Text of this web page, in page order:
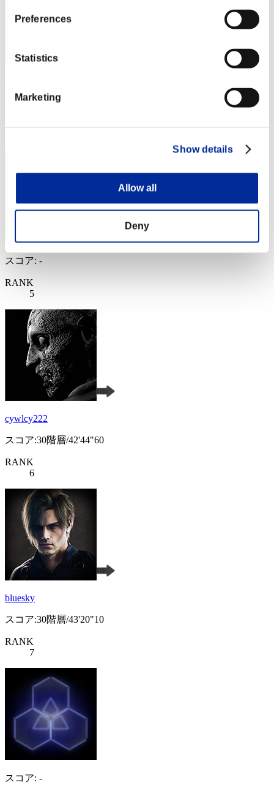
Preferences
Statistics
Marketing
Show details
Allow all
Deny
スコア:30階層/41'42"48
スコア: -
RANK
5
cywlcy222
スコア:30階層/42'44"60
RANK
6
bluesky
スコア:30階層/43'20"10
RANK
7
スコア: -